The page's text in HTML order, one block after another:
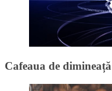
Cafeaua de dimineață